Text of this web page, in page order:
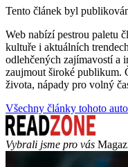
Tento článek byl
Web nabízí pestrou paletu
kultuře i aktuálních
odlehčených zajímavostí a
zaujmout široké publikum.
života, nápady pro volný
Všechny články tohoto
Vybrali jsme pro vás